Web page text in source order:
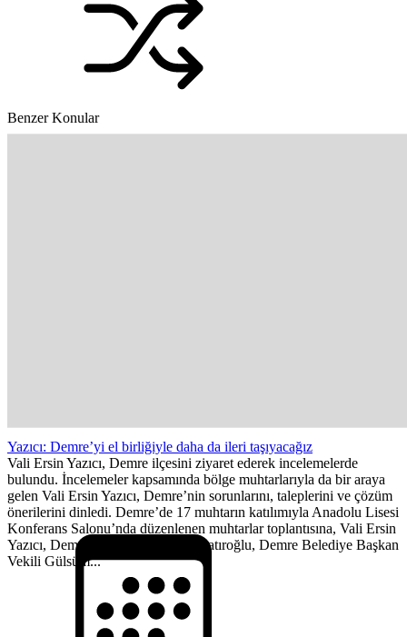
Benzer Konular
Yazıcı: Demre’yi el birliğiyle daha da ileri taşıyacağız
Vali Ersin Yazıcı, Demre ilçesini ziyaret ederek incelemelerde
bulundu. İncelemeler kapsamında bölge muhtarlarıyla da bir araya
gelen Vali Ersin Yazıcı, Demre’nin sorunlarını, taleplerini ve çözüm
önerilerini dinledi. Demre’de 17 muhtarın katılımıyla Anadolu Lisesi
Konferans Salonu’nda düzenlenen muhtarlar toplantısına, Vali Ersin
Yazıcı, Demre Kaymakamı Onur Şatıroğlu, Demre Belediye Başkan
Vekili Gülsüm...